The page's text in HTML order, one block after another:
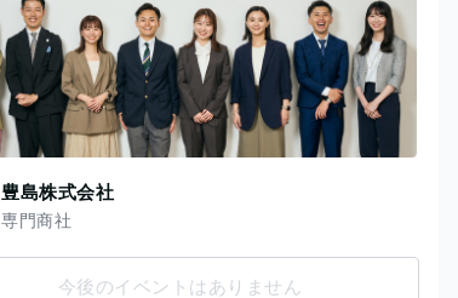
豊島株式会社
専門商社
今後のイベントはありません